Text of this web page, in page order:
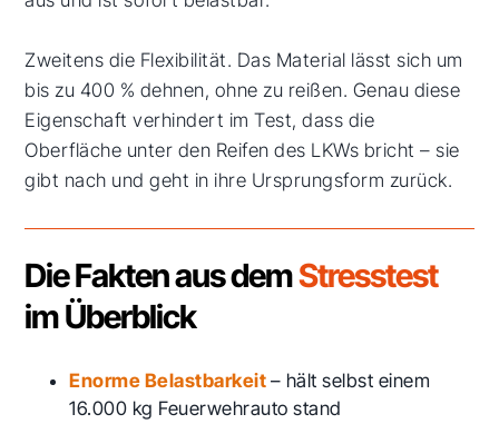
Zweitens die Flexibilität. Das Material lässt sich um
bis zu 400 % dehnen, ohne zu reißen. Genau diese
Eigenschaft verhindert im Test, dass die
Oberfläche unter den Reifen des LKWs bricht – sie
gibt nach und geht in ihre Ursprungsform zurück.
Die Fakten aus demStresstest
im Überblick
Enorme Belastbarkeit – hält selbst einem
16.000 kg Feuerwehrauto stand